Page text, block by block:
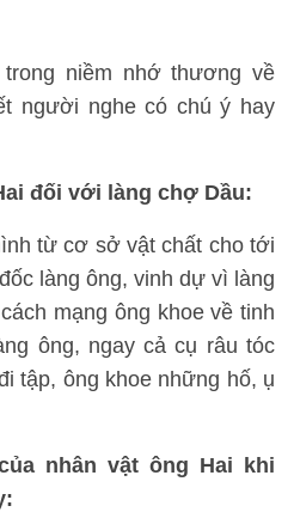
niềm nhớ thương về
người nghe có chú ý hay
đối với làng chợ Dầu:
từ cơ sở vật chất cho tới
làng ông, vinh dự vì làng
mạng ông khoe về tinh
ông, ngay cả cụ râu tóc
tập, ông khoe những hố, ụ
nhân vật ông Hai khi